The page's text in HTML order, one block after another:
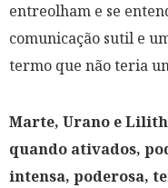
entreolham e se
comunicação sutil e
termo que não teria
Marte, Urano e
quando ativados,
intensa, poderosa,